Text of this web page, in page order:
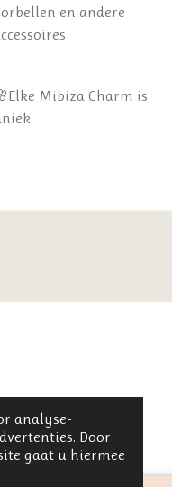
analyse-
Door
gaat u hiermee
en andere
Mibiza Charm is